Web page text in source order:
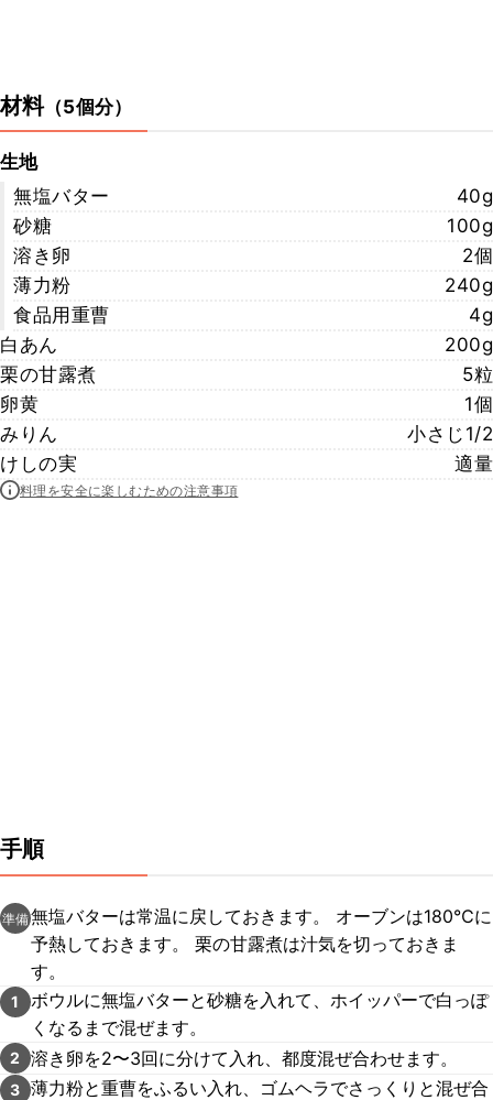
材料（5個分）
生地
無塩バター
40g
砂糖
100g
溶き卵
2個
薄力粉
240g
食品用重曹
4g
白あん
200g
栗の甘露煮
5粒
卵黄
1個
みりん
小さじ1/2
けしの実
適量
料理を安全に楽しむための注意事項
手順
準備無塩バターは常温に戻しておきます。 オーブンは180℃に
予熱しておきます。 栗の甘露煮は汁気を切っておきま
す。
1
ボウルに無塩バターと砂糖を入れて、ホイッパーで白っぽ
くなるまで混ぜます。
2 溶き卵を2〜3回に分けて入れ、都度混ぜ合わせます。
3 薄力粉と重曹をふるい入れ、ゴムヘラでさっくりと混ぜ合